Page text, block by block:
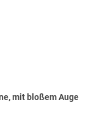
mit bloßem Auge